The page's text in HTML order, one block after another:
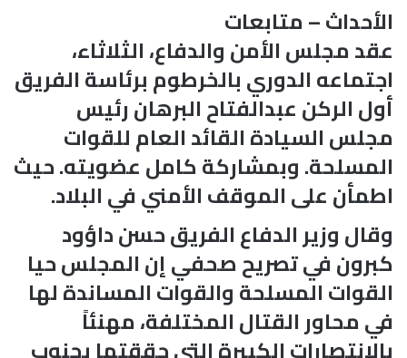
الأحداث – متابعات
عقد مجلس الأمن والدفاع، الثلاثاء،
اجتماعه الدوري بالخرطوم برئاسة الفريق
أول الركن عبدالفتاح البرهان رئيس
مجلس السيادة القائد العام للقوات
المسلحة. وبمشاركة كامل عضويته. حيث
اطمأن على الموقف الأمني في البلاد.
وقال وزير الدفاع الفريق حسن داؤود
كبرون في تصريح صحفي إن المجلس حيا
القوات المسلحة والقوات المساندة لها
في محاور القتال المختلفة، مهنئاً